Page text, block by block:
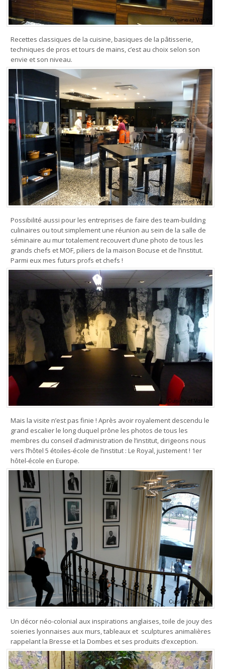
Recettes classiques de la cuisine, basiques de la pâtisserie,
techniques de pros et tours de mains, c’est au choix selon son
envie et son niveau.
Possibilité aussi pour les entreprises de faire des team-building
culinaires ou tout simplement une réunion au sein de la salle de
séminaire au mur totalement recouvert d’une photo de tous les
grands chefs et MOF, piliers de la maison Bocuse et de l’institut.
Parmi eux mes futurs profs et chefs !
Mais la visite n’est pas finie ! Après avoir royalement descendu le
grand escalier le long duquel prône les photos de tous les
membres du conseil d’administration de l’institut, dirigeons nous
vers l’hôtel 5 étoiles-école de l’institut : Le Royal, justement ! 1er
hôtel-école en Europe.
Un décor néo-colonial aux inspirations anglaises, toile de jouy des
soieries lyonnaises aux murs, tableaux et sculptures animalières
rappelant la Bresse et la Dombes et ses produits d’exception.